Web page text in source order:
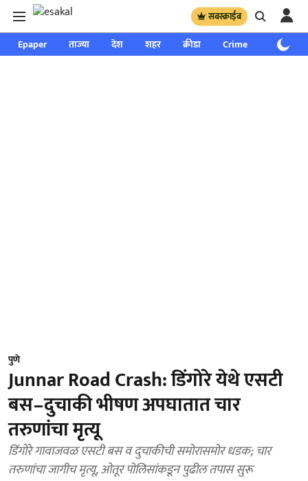
सबस्क्राईब
Epaper ताज्या देश शहर क्रीडा Crime साप्ताहिक
पुणे
Junnar Road Crash: डिंगोरे येथे एसटी
बस–दुचाकी भीषण अपघातात चार
तरुणांचा मृत्यू
डिंगोरे गावाजवळ एसटी बस व दुचाकीची समोरासमोर धडक; चार
तरुणांचा जागीच मृत्यू, ओतूर पोलिसांकडून पुढील तपास सुरू